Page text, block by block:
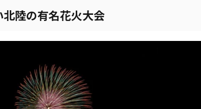
北陸の有名花火大会